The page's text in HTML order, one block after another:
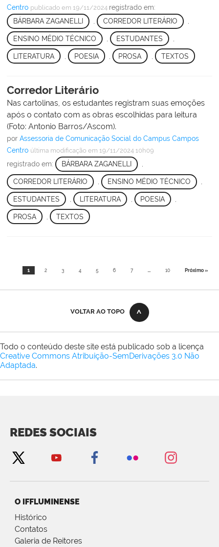
Centro publicado em 19/11/2024 registrado em:
BÁRBARA ZAGANELLI
, CORREDOR LITERÁRIO ,
ENSINO MÉDIO TÉCNICO ESTUDANTES
LITERATURA POESIA PROSA , TEXTOS
Corredor Literário
Nas cartolinas, os estudantes registram suas emoções
após o contato com as obras escolhidas para leitura
(Foto: Antonio Barros/Ascom).
por Assessoria de Comunicação Social do Campus Campos
Centro última modificação em 19/11/2024 10h09
registrado em: BÁRBARA ZAGANELLI ,
CORREDOR LITERÁRIO ENSINO MÉDIO TÉCNICO
ESTUDANTES LITERATURA POESIA
PROSA TEXTOS
1 2 3 4 5 6 7 ... 10 Próximo »
VOLTAR AO TOPO
Todo o conteúdo deste site está publicado sob a licença
Creative Commons Atribuição-SemDerivações 3.0 Não
Adaptada.
REDES SOCIAIS
O IFFLUMINENSE
Histórico
Contatos
Galeria de Reitores